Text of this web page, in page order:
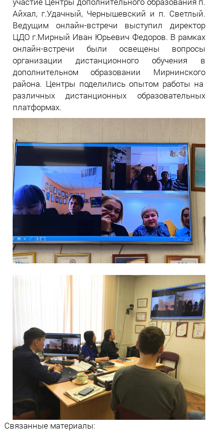
Айхал, г.Удачный, Чернышевский и п. Светлый.
Ведущим онлайн-встречи выступил директор
ЦДО г.Мирный Иван Юрьевич Федоров. В рамках
онлайн-встречи были освещены вопросы
организации дистанционного обучения в
дополнительном образовании Мирнинского
района. Центры поделились опытом работы на
различных дистанционных образовательных
платформах.
Связанные материалы: